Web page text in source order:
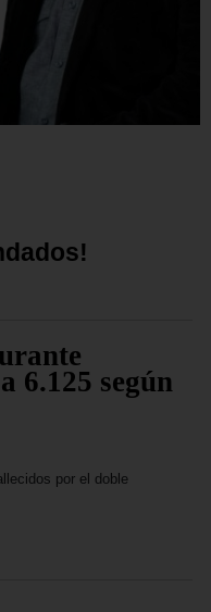
d ad os!
6.125 según
por el doble